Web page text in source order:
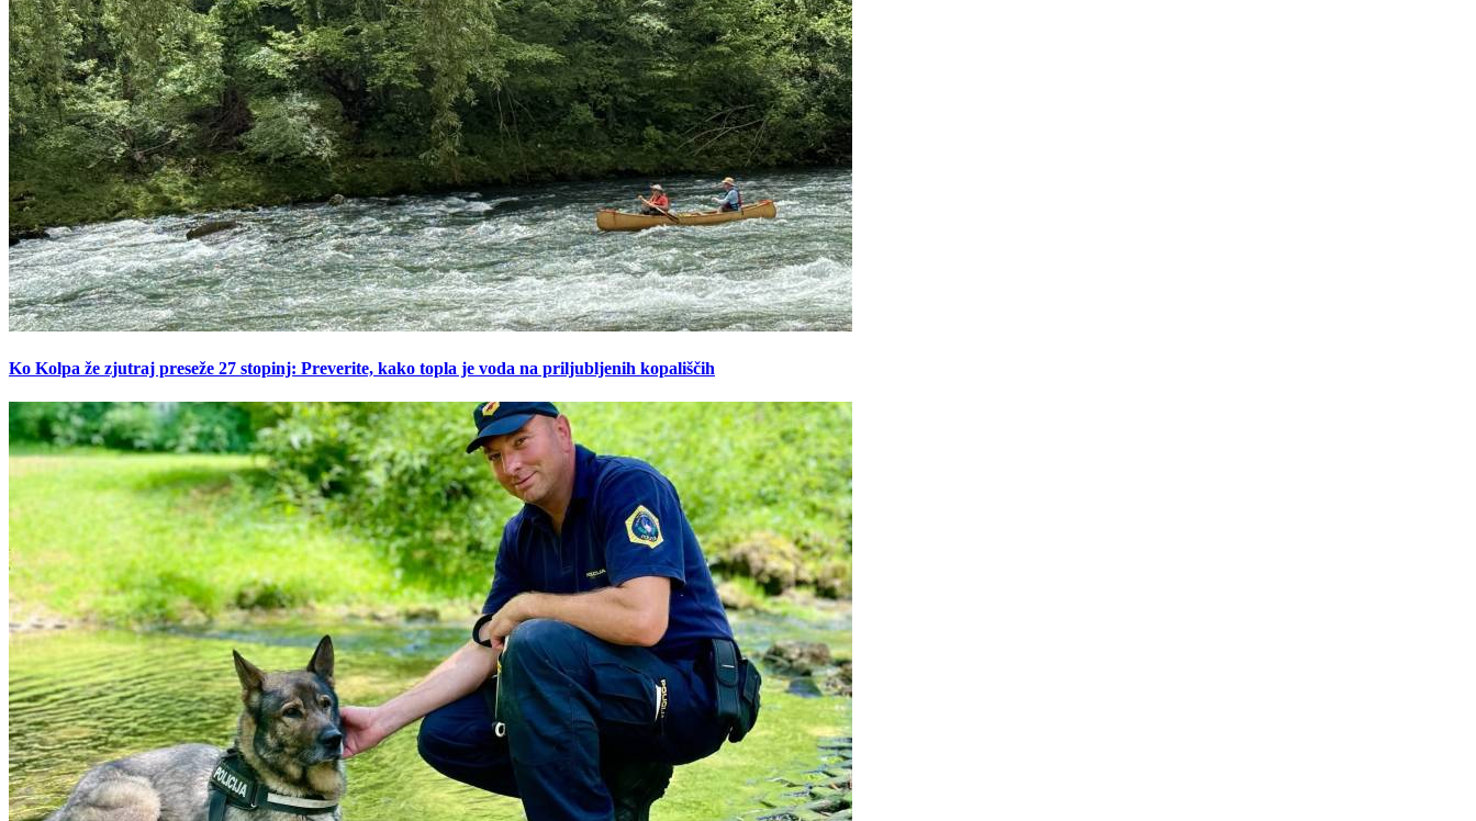
Ko Kolpa že zjutraj preseže 27 stopinj: Preverite, kako topla je voda na priljubljenih kopališčih